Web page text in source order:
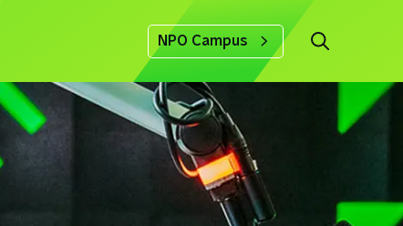
NPO Campus